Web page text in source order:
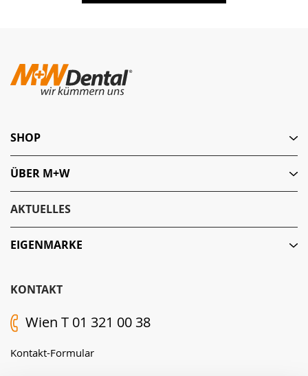
KONTAKT
Wien T 01 321 00 38
Kontakt-Formular
SHOP
ÜBER M+W
AKTUELLES
EIGENMARKE